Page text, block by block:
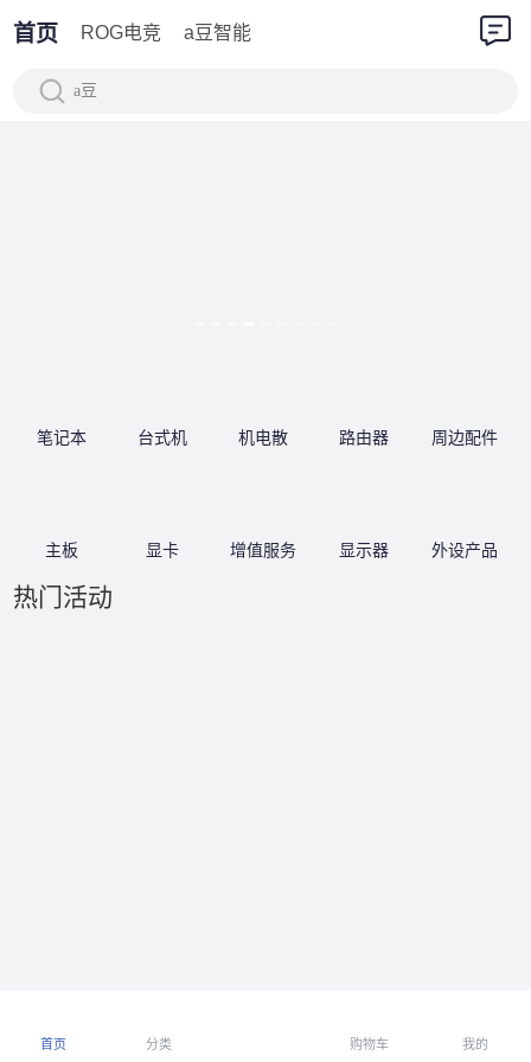
首页 ROG电竞 a豆智能
a豆
笔记本
主板
台式机
显卡
机电散
增值服务
路由器
显示器
周边配件
外设产品
热门活动
首页 分类 购物车 我的